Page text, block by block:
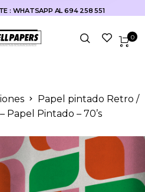
: WHATSAPP AL 694 258 551
0
Papel pintado Retro /
Papel Pintado – 70’s